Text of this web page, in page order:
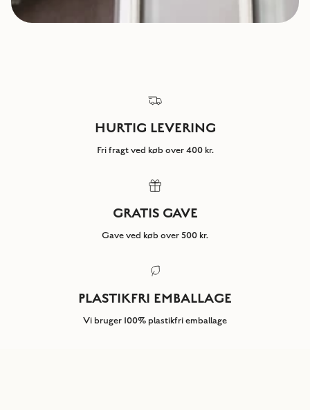
HURTIG LEVERING
Fri fragt ved køb over 400 kr.
GRATIS GAVE
Gave ved køb over 500 kr.
PLASTIKFRI EMBALLAGE
Vi bruger 100% plastikfri emballage